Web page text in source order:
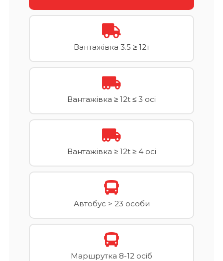
Вантажівка 3.5 ≥ 12т
Вантажівка ≥ 12t ≤ 3 осі
Вантажівка ≥ 12t ≥ 4 осі
Автобус > 23 особи
Маршрутка 8-12 осіб